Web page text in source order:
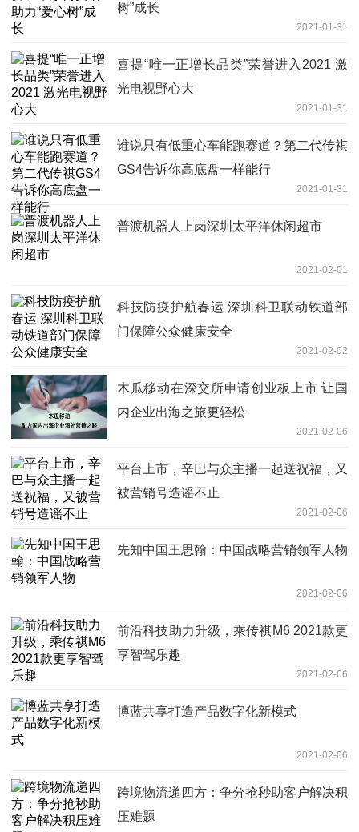
树”成长
2021-01-31
喜提“唯一正增长品类”荣誉进入2021 激
光电视野心大
2021-01-31
谁说只有低重心车能跑赛道？第二代传祺
GS4告诉你高底盘一样能行
2021-01-31
普渡机器人上岗深圳太平洋休闲超市
2021-02-01
科技防疫护航春运 深圳科卫联动铁道部
门保障公众健康安全
2021-02-02
木瓜移动在深交所申请创业板上市 让国
内企业出海之旅更轻松
2021-02-06
平台上市，辛巴与众主播一起送祝福，又
被营销号造谣不止
2021-02-06
先知中国王思翰：中国战略营销领军人物
2021-02-06
前沿科技助力升级，乘传祺M6 2021款更
享智驾乐趣
2021-02-06
博蓝共享打造产品数字化新模式
2021-02-06
跨境物流递四方：争分抢秒助客户解决积
压难题